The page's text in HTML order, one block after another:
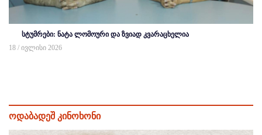
სტუმრები: ნატა ლომოური და ზვიად კვარაცხელია
18 / ივლისი 2026
ოდაბადეშ კინოხონი